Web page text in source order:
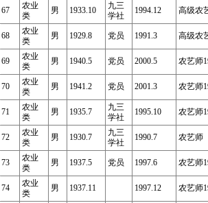
67
农业
类
男 1933.10
九三
学社
1994.12 高级农
68
农业
类
男 1929.8 党员 1991.3 高级农
69
农业
类
男 1940.5 党员 2000.5 农艺师
70
农业
类
男 1941.2 党员 2001.3 农艺师
71
农业
类
男 1935.7
九三
学社
1995.10 农艺师
72
农业
类
男 1930.7
九三
学社
1990.7 农艺师
73
农业
类
男 1937.5 党员 1997.6 农艺师
74
农业
类
男 1937.11 1997.12 农艺师